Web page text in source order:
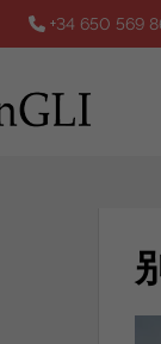
+34 650 569